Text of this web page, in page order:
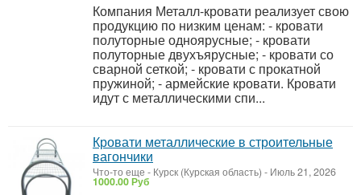
Компания Металл-кровати реализует свою
продукцию по низким ценам: - кровати
полуторные одноярусные; - кровати
полуторные двухъярусные; - кровати со
сварной сеткой; - кровати с прокатной
пружиной; - армейские кровати. Кровати
идут с металлическими спи...
Кровати металлические в строительные
вагончики
Что-то еще - Курск (Курская область) - Июль 21, 2026
1000.00 Руб